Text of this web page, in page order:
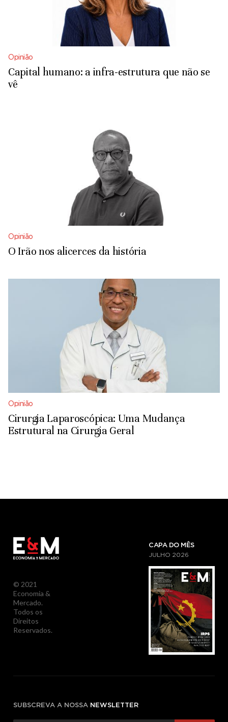
Opinião
Capital humano: a infra-estrutura que não se
vê
Opinião
O Irão nos alicerces da história
Opinião
Cirurgia Laparoscópica: Uma Mudança
Estrutural na Cirurgia Geral
© 2021
Economia &
Mercado.
Todos os
Direitos
Reservados.
CAPA DO MÊS
JULHO 2026
SUBSCREVA A NOSSA NEWSLETTER